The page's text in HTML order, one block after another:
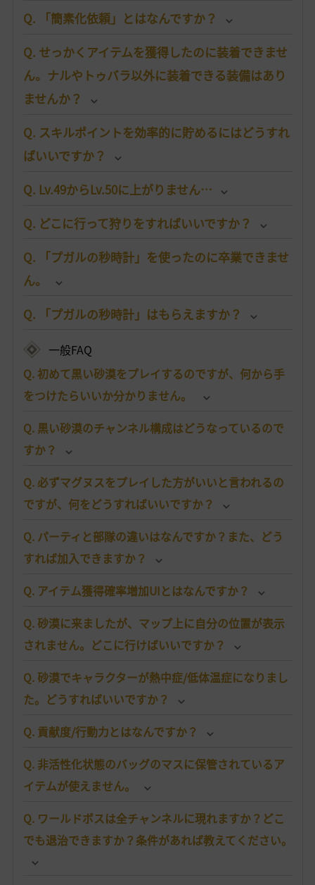
Q. 「簡素化依頼」とはなんですか？
Q. せっかくアイテムを獲得したのに装着できませ
ん。ナルやトゥバラ以外に装着できる装備はあり
ませんか？
Q. スキルポイントを効率的に貯めるにはどうすれ
ばいいですか？
Q. Lv.49からLv.50に上がりません…
Q. どこに行って狩りをすればいいですか？
Q. 「プガルの秒時計」を使ったのに卒業できませ
ん。
Q. 「プガルの秒時計」はもらえますか？
一般FAQ
Q. 初めて黒い砂漠をプレイするのですが、何から手
をつけたらいいか分かりません。
Q. 黒い砂漠のチャンネル構成はどうなっているので
すか？
Q. 必ずマグヌスをプレイした方がいいと言われるの
ですが、何をどうすればいいですか？
Q. パーティと部隊の違いはなんですか？また、どう
すれば加入できますか？
Q. アイテム獲得確率増加UIとはなんですか？
Q. 砂漠に来ましたが、マップ上に自分の位置が表示
されません。どこに行けばいいですか？
Q. 砂漠でキャラクターが熱中症/低体温症になりまし
た。どうすればいいですか？
Q. 貢献度/行動力とはなんですか？
Q. 非活性化状態のバッグのマスに保管されているア
イテムが使えません。
Q. ワールドボスは全チャンネルに現れますか？どこ
でも退治できますか？条件があれば教えてください。